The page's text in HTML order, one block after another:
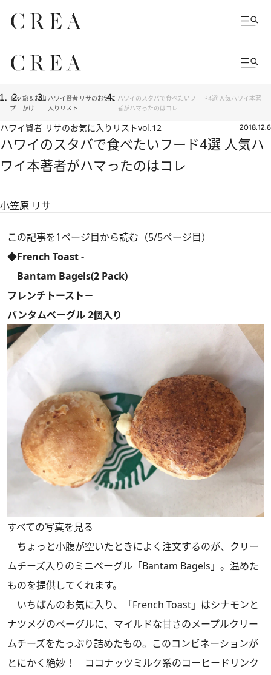
トッ
プ
旅＆お出
かけ
ハワイ賢者 リサのお気に
入りリスト
ハワイのスタバで食べたいフード4選 人気ハワイ本著
者がハマったのはコレ
ハワイ賢者 リサのお気に入りリストvol.12 2018.12.6
ハワイのスタバで食べたいフード4選 人気ハ
ワイ本著者がハマったのはコレ
小笠原 リサ
この記事を1ページ目から読む（5/5ページ目）
◆French Toast -
Bantam Bagels(2 Pack)
フレンチトースト－
バンタムベーグル 2個入り
すべての写真を見る
ちょっと小腹が空いたときによく注文するのが、クリー
ムチーズ入りのミニベーグル「Bantam Bagels」。温めた
ものを提供してくれます。
いちばんのお気に入り、「French Toast」はシナモンと
ナツメグのベーグルに、マイルドな甘さのメープルクリー
ムチーズをたっぷり詰めたもの。このコンビネーションが
とにかく絶妙！ ココナッツミルク系のコーヒードリンク